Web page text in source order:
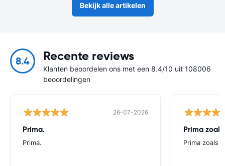
Bekijk alle artikelen
8.4 Recente reviews
Klanten beoordelen ons met een 8.4/10 uit 108006
beoordelingen
26-07-2026
Prima.
Prima.
Prima
Prima zoals